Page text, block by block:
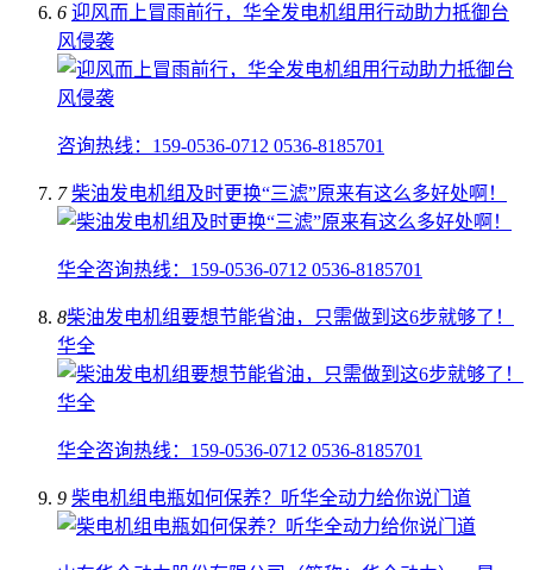
6 迎风而上冒雨前行，华全发电机组用行动助力抵御台
风侵袭
咨询热线：159-0536-0712 0536-8185701
7 柴油发电机组及时更换“三滤”原来有这么多好处啊！
华全咨询热线：159-0536-0712 0536-8185701
8​柴油发电机组要想节能省油，只需做到这6步就够了！
华全
华全咨询热线：159-0536-0712 0536-8185701
9 柴电机组电瓶如何保养？听华全动力给你说门道